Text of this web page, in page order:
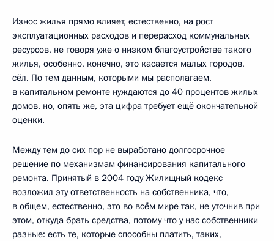
Износ жилья прямо влияет, естественно, на рост
эксплуатационных расходов и перерасход коммунальных
ресурсов, не говоря уже о низком благоустройстве такого
жилья, особенно, конечно, это касается малых городов,
сёл. По тем данным, которыми мы располагаем,
в капитальном ремонте нуждаются до 40 процентов жилых
домов, но, опять же, эта цифра требует ещё окончательной
оценки.
Между тем до сих пор не выработано долгосрочное
решение по механизмам финансирования капитального
ремонта. Принятый в 2004 году Жилищный кодекс
возложил эту ответственность на собственника, что,
в общем, естественно, это во всём мире так, не уточнив при
этом, откуда брать средства, потому что у нас собственники
разные: есть те, которые способны платить, таких,